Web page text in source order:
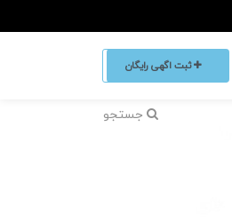
ثبت اگهی رایگان
جستجو